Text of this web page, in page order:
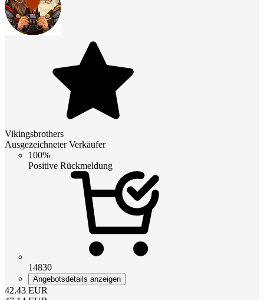
Vikingsbrothers
Ausgezeichneter Verkäufer
100%
Positive Rückmeldung
14830
Angebotsdetails anzeigen
42.43 EUR